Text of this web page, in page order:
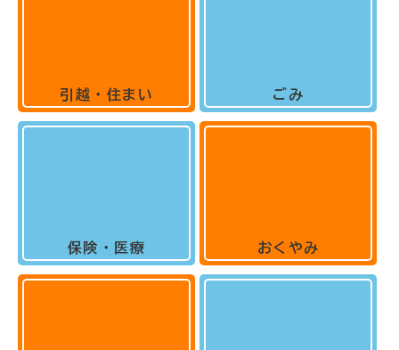
引越・住まい
保険・医療
ごみ
おくやみ